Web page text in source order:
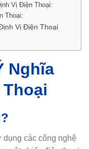
Vị Điện Thoại:
Thoại:
Vị Điện Thoại
Nghĩa
các công nghệ